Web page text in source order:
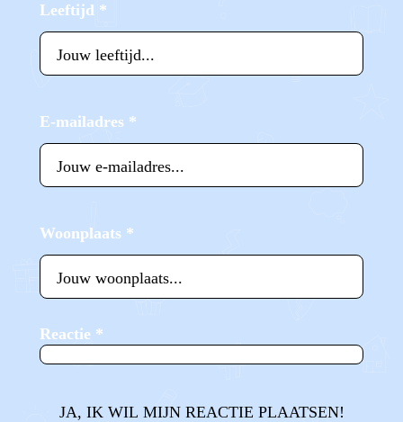
Leeftijd *
E-mailadres *
Woonplaats *
Reactie *
JA, IK WIL MIJN REACTIE PLAATSEN!